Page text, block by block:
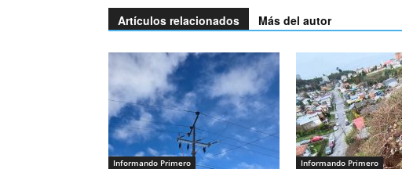
Artículos relacionados Más del autor
Informando Primero Informando Primero